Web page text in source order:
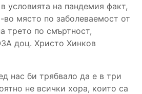
условията на пандемия факт,
во място по заболеваемост от
трето по смъртност,
доц. Христо Хинков
нас би трябвало да е в три
не всички хора, които са